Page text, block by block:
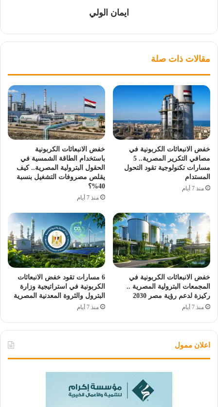
ايمان الولي
مقالات ذات صلة
خفض الانبعاثات الكربونية في
مصافي التكرير المصرية.. 5
مسارات تكنولوجية تقود التحول
المستدام
منذ 7 أيام
خفض الانبعاثات الكربونية
باستخدام الطاقة الشمسية في
الحقول البترولية المصرية.. كيف
يقلص مصروفات التشغيل بنسبة
40%؟
منذ 7 أيام
خفض الانبعاثات الكربونية في
المجمعات البترولية المصرية ..
ركيزة لدعم رؤية مصر 2030
منذ 7 أيام
6 مسارات تقود خفض الانبعاثات
الكربونية في استراتيجية وزارة
البترول والثروة المعدنية المصرية
منذ 7 أيام
اعلان ممول